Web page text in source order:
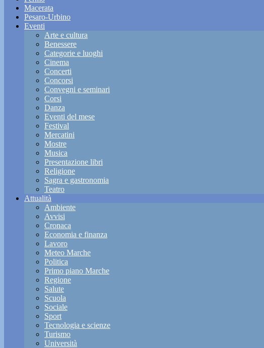
Macerata
Pesaro-Urbino
Eventi
Arte e cultura
Benessere
Categorie e luoghi
Cinema
Concerti
Concorsi
Convegni e seminari
Corsi
Danza
Eventi del mese
Festival
Mercatini
Mostre
Musica
Presentazione libri
Religione
Sagra e gastronomia
Teatro
Attualità
Ambiente
Avvisi
Cronaca
Economia e finanza
Lavoro
Meteo Marche
Politica
Primo piano Marche
Regione
Salute
Scuola
Sociale
Sport
Tecnologia e scienze
Turismo
Università